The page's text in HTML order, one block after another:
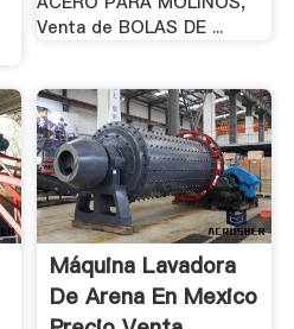
Venta de BOLAS DE ...
Máquina Lavadora
De Arena En Mexico